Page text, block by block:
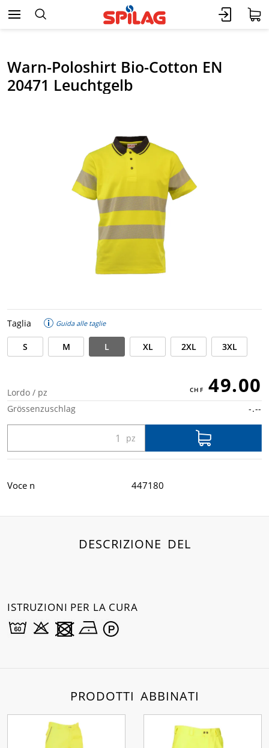
Warn-Poloshirt Bio-Cotton EN
20471 Leuchtgelb
Taglia Guida alle taglie
S M L XL 2XL 3XL
Lordo / pz 49.00
Grössenzuschlag -.--
Voce n 447180
DESCRIZIONE DEL
ISTRUZIONI PER LA CURA
PRODOTTI ABBINATI